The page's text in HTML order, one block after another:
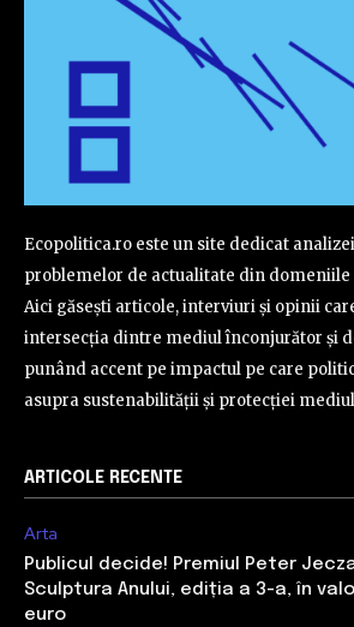
Ecopolitica.ro este un site dedicat
problemelor de actualitate din
Aici găsești articole, interviuri și opinii
intersecția dintre mediul înconjurător și
punând accent pe impactul pe care
asupra sustenabilității și protecției
ARTICOLE RECENTE
Arta
Publicul decide! Premiul Peter
Sculptura Anului, ediția a 3-a, în
euro